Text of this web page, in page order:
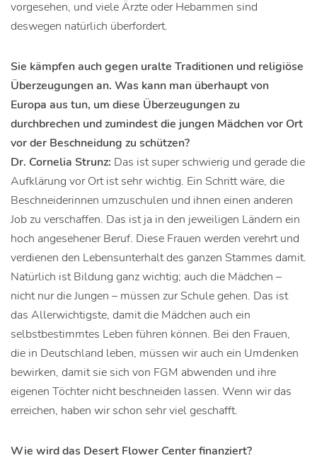
vorgesehen, und viele Ärzte oder Hebammen sind
deswegen natürlich überfordert.
Sie kämpfen auch gegen uralte Traditionen und religiöse
Überzeugungen an. Was kann man überhaupt von
Europa aus tun, um diese Überzeugungen zu
durchbrechen und zumindest die jungen Mädchen vor Ort
vor der Beschneidung zu schützen?
Dr. Cornelia Strunz: Das ist super schwierig und gerade die
Aufklärung vor Ort ist sehr wichtig. Ein Schritt wäre, die
Beschneiderinnen umzuschulen und ihnen einen anderen
Job zu verschaffen. Das ist ja in den jeweiligen Ländern ein
hoch angesehener Beruf. Diese Frauen werden verehrt und
verdienen den Lebensunterhalt des ganzen Stammes damit.
Natürlich ist Bildung ganz wichtig; auch die Mädchen –
nicht nur die Jungen – müssen zur Schule gehen. Das ist
das Allerwichtigste, damit die Mädchen auch ein
selbstbestimmtes Leben führen können. Bei den Frauen,
die in Deutschland leben, müssen wir auch ein Umdenken
bewirken, damit sie sich von FGM abwenden und ihre
eigenen Töchter nicht beschneiden lassen. Wenn wir das
erreichen, haben wir schon sehr viel geschafft.
Wie wird das Desert Flower Center finanziert?